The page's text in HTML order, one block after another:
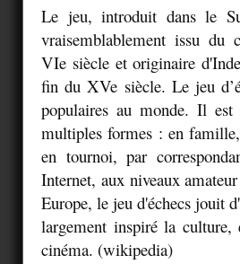
Le jeu, introduit dans le
vraisemblablement issu du
VIe siècle et originaire
fin du XVesiècle. Le jeu
populaires au monde. Il
multiples formes : en
en tournoi, par
Internet, aux niveaux
Europe, le jeu d'échecs jouit
largement inspiré la
cinéma. (wikipedia)